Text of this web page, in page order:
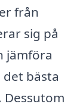
från
sig på
jämföra
bästa